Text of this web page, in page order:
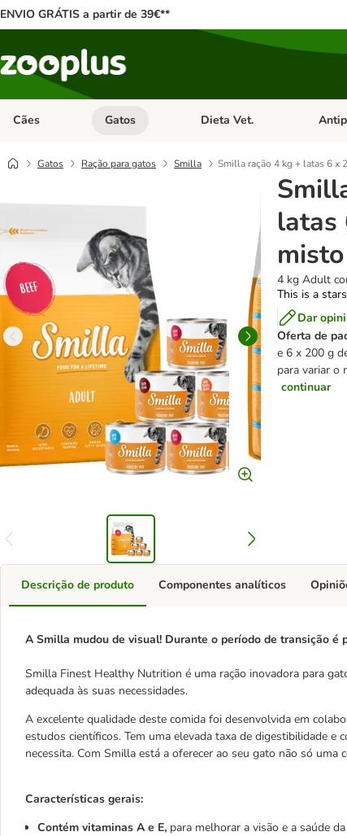
ENVIO GRÁTIS a partir de 39€**
Cães Abrir menu de categoria: Cães
Gatos Abrir menu de categoria: Gatos
Dieta Vet. Abrir
Gatos Ração para gatos Smilla Smilla ração 4 kg + latas 6 x
latas
misto
4 kg Adult
This is a
Dar
Oferta de
e 6 x 200 g
para variar o
continuar
Descrição de produto
A Smilla mudou de visual! Durante o período de transição é
Smilla Finest Healthy Nutrition é uma ração inovadora para
adequada às suas necessidades.
A excelente qualidade deste comida foi desenvolvida em
estudos científicos. Tem uma elevada taxa de digestibilidade
necessita. Com Smilla está a oferecer ao seu gato não só
Características gerais:
Contém vitaminas A e E, para melhorar a visão e a saúde
Componentes analíticos